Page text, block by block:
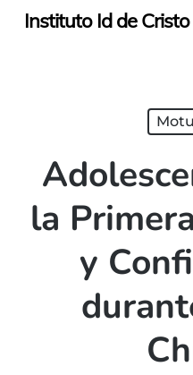
SkipInstituto Id de
la
y